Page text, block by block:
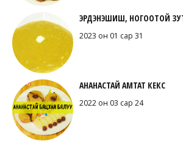
ЭРДЭНЭШИШ, НОГООТОЙ
2023 он 01 сар 31
АНАНАСТАЙ АМТАТ КЕКС
2022 он 03 сар 24